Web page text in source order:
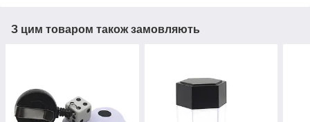
З цим товаром також замовляють